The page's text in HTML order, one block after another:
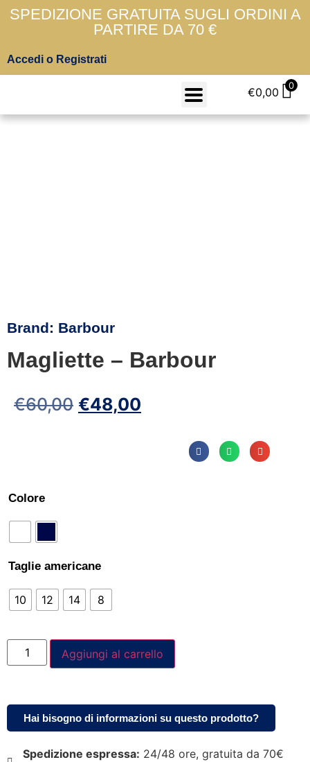
SPEDIZIONE GRATUITA SUGLI ORDINI A
PARTIRE DA 70 €
Accedi o Registrati
€0,00 0
Brand: Barbour
Magliette – Barbour
€60,00 €48,00
Colore
Taglie americane
10 12 14 8
Aggiungi al carrello
Hai bisogno di informazioni su questo prodotto?
Spedizione espressa: 24/48 ore, gratuita da 70€